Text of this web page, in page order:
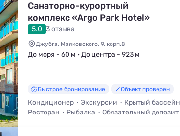
Санаторно-курортный
комплекс «Argo Park Hotel»
5.0 3 отзыва
Джубга, Маяковского, 9, корп.8
До моря - 60 м • До центра - 923 м
Быстрое бронирование Объект проверен
Кондиционер Экскурсии
Крытый бассейн
Ресторан
Рыбалка
Обязательный депозит